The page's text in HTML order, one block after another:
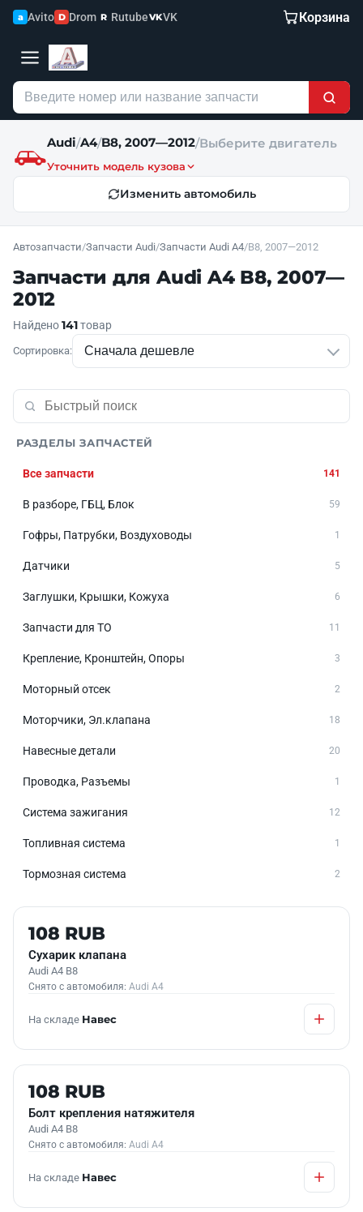
a Avito D Drom R RutubeVKVK Корзина
Audi/A4/B8, 2007—2012/Выберите двигатель
Уточнить модель кузова
Изменить автомобиль
Автозапчасти/Запчасти Audi/Запчасти Audi A4/B8, 2007—2012
Запчасти для Audi A4 B8, 2007—
2012
Найдено141товар
Сортировка:
РАЗДЕЛЫ ЗАПЧАСТЕЙ
Все запчасти 141
В разборе, ГБЦ, Блок 59
Гофры, Патрубки, Воздуховоды 1
Датчики 5
Заглушки, Крышки, Кожуха 6
Запчасти для ТО 11
Крепление, Кронштейн, Опоры 3
Моторный отсек 2
Моторчики, Эл.клапана 18
Навесные детали 20
Проводка, Разъемы 1
Система зажигания 12
Топливная система 1
Тормозная система 2
Б/У В НАЛИЧИИ
108 RUB
Сухарик клапана
Audi A4 B8
Снято с автомобиля: Audi A4
На складе Навес
Б/У В НАЛИЧИИ
108 RUB
Болт крепления натяжителя
Audi A4 B8
Снято с автомобиля: Audi A4
На складе Навес